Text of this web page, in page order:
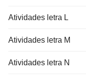
Atividades letra L
Atividades letra M
Atividades letra N